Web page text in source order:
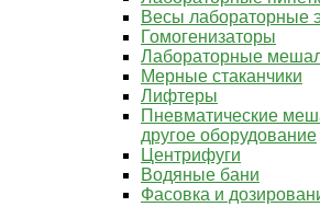
Весы лабораторные
Гомогенизаторы
Лабораторные
Мерные стаканчики
Лифтеры
Пневматические
другое оборудование
Центрифуги
Водяные бани
Фасовка и